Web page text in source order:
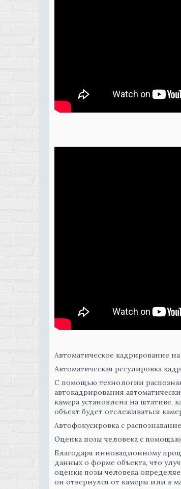
Автоматическое кадрирование
Автоматическая регулировка
С помощью технологии
автокадрирования
камера установлена на штативе,
объект будет отслеживаться
Автофокусировка с
Оценка позы человека с
Благодаря инновационному
данных о форме объекта, что
оценки позы человека
он отвернулся от камеры или в